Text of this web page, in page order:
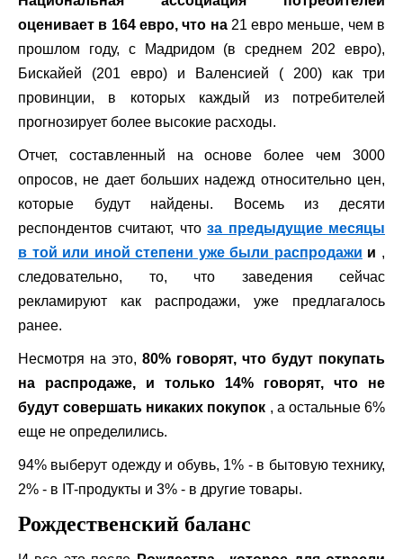
оценивает в 164 евро, что на21 евро меньше, чем в
прошлом году, с Мадридом (в среднем 202 евро),
Бискайей (201 евро) и Валенсией ( 200) как три
провинции, в которых каждый из потребителей
прогнозирует более высокие расходы.
Отчет, составленный на основе более чем 3000
опросов, не дает больших надежд относительно цен,
которые будут найдены. Восемь из десяти
респондентов считают, чтоза предыдущие месяцы
в той или иной степени уже были распродажи и ,
следовательно, то, что заведения сейчас
рекламируют как распродажи, уже предлагалось
ранее.
Несмотря на это, 80% говорят, что будут покупать
на распродаже, и только 14% говорят, что не
будут совершать никаких покупок , а остальные 6%
еще не определились.
94% выберут одежду и обувь, 1% - в бытовую технику,
2% - в IT-продукты и 3% - в другие товары.
Рождественский баланс